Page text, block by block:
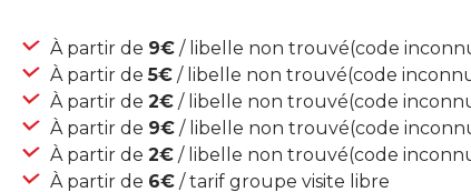
À partir de 9€ / libelle non trouvé(code
À partir de5€ / libelle non trouvé(code
À partir de 2€ / libelle non trouvé(code
À partir de 9€ / libelle non trouvé(code
À partir de 2€ / libelle non trouvé(code
À partir de 6€ / tarif groupe visite libre